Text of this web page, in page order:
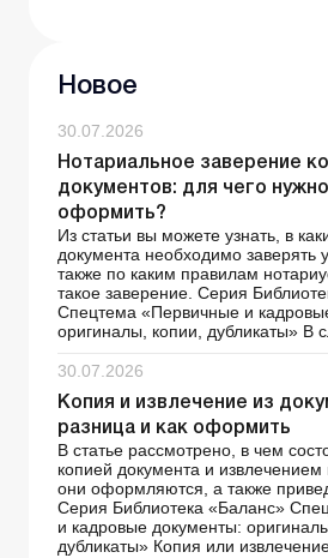
Новое
30.07.2026
Нотариальное заверение
документов: для чего
оформить?
Из статьи вы можете узнать, в
документа необходимо заверять
также по каким правилам
такое заверение. Серия
Спецтема «Первичные и
оригиналы, копии, дубликаты» В
30.07.2026
Копия и извлечение из
разница и как оформить
В статье рассмотрено, в чем
копией документа и извлечением
они оформляются, а также
Серия Библиотека «Баланс»
и кадровые документы:
дубликаты» Копия или